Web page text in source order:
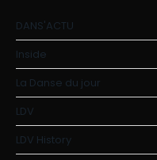
DANS'ACTU
Inside
La Danse du jour
LDV
LDV History